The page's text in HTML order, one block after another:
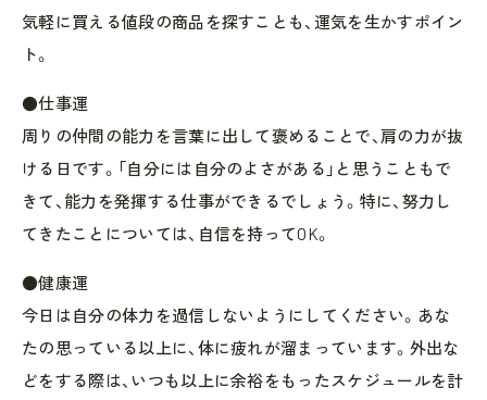
気軽に買える値段の商品を探すことも、運気を生かすポイン
ト。
●仕事運
周りの仲間の能力を言葉に出して褒めることで、肩の力が抜
ける日です。「自分には自分のよさがある」と思うこともで
きて、能力を発揮する仕事ができるでしょう。特に、努力し
てきたことについては、自信を持ってOK。
●健康運
今日は自分の体力を過信しないようにしてください。あな
たの思っている以上に、体に疲れが溜まっています。外出な
どをする際は、いつも以上に余裕をもったスケジュールを計